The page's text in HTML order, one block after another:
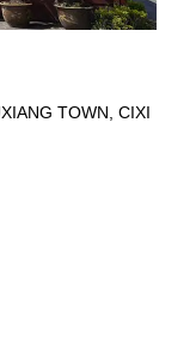
TOWN, CIXI